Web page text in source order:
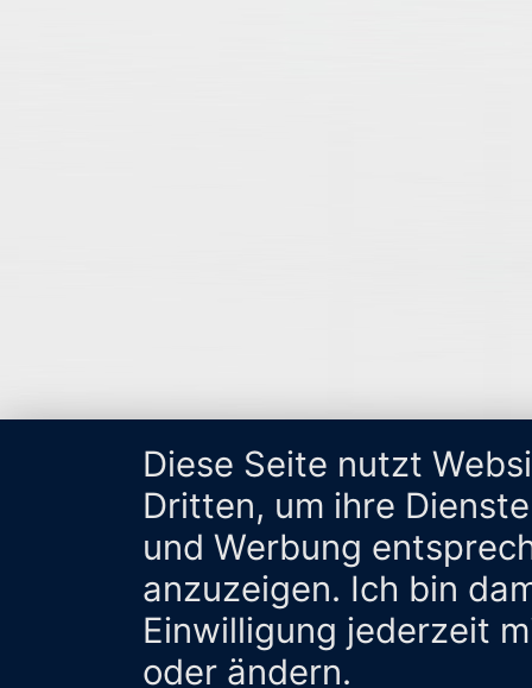
Diese Seite nutzt
Dritten, um ihre
und Werbung
anzuzeigen. Ich bin
Einwilligung jederzeit
oder ändern.